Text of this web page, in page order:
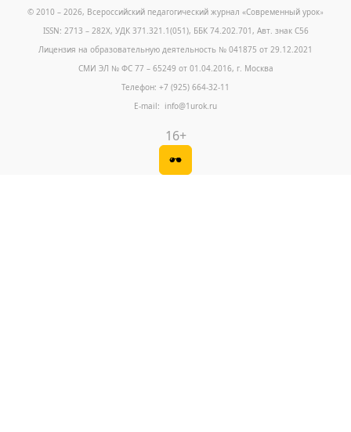
© 2010 – 2026, Всероссийский педагогический журнал «Современный урок»
ISSN: 2713 – 282X, УДК 371.321.1(051), ББК 74.202.701, Авт. знак С56
Лицензия на образовательную деятельность № 041875 от 29.12.2021
СМИ ЭЛ № ФС 77 – 65249 от 01.04.2016, г. Москва
Телефон: +7 (925) 664-32-11
E-mail: info@1urok.ru
16+